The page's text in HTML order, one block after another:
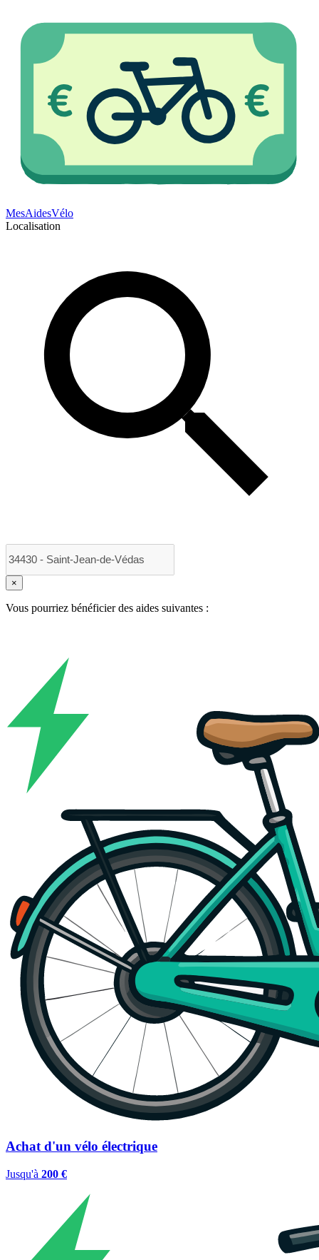
MesAidesVélo
Localisation
×
Vous pourriez bénéficier des aides suivantes :
Achat d'un vélo électrique
Jusqu'à 200 €